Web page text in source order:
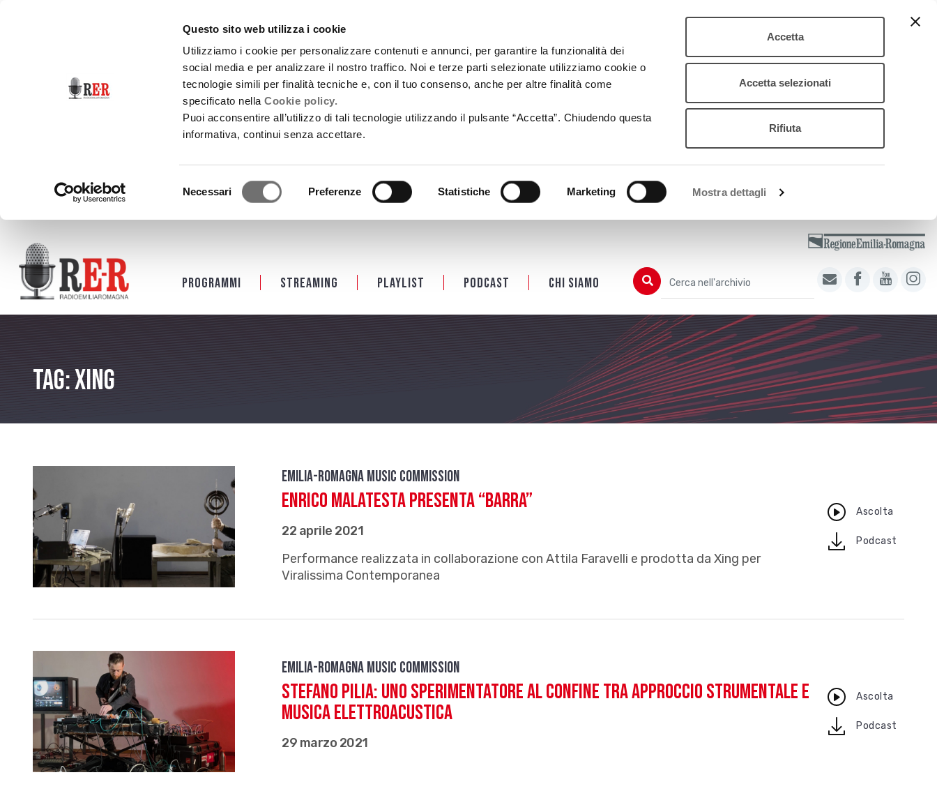
Questo sito web utilizza i cookie
Utilizziamo i cookie per personalizzare contenuti e annunci, per garantire la funzionalità dei
social media e per analizzare il nostro traffico. Noi e terze parti selezionate utilizziamo cookie o
tecnologie simili per finalità tecniche e, con il tuo consenso, anche per altre finalità come
specificato nellaCookie policy.
Puoi acconsentire all’utilizzo di tali tecnologie utilizzando il pulsante “Accetta”. Chiudendo questa
informativa, continui senza accettare.
Necessari Preferenze Statistiche Marketing Mostra dettagli
Accetta
Accetta selezionati
Rifiuta
Programmi Streaming Playlist PODCAST Chi siamo Cerca
Cerca nell'archivio
Tag: Xing
Emilia-Romagna Music Commission
Enrico Malatesta presenta “Barra”
22 aprile 2021
Performance realizzata in collaborazione con Attila Faravelli e prodotta da Xing per
Viralissima Contemporanea
Ascolta
downloadPodcast
Emilia-Romagna Music Commission
Stefano Pilia: uno sperimentatore al confine tra approccio strumentale e
musica elettroacustica
29 marzo 2021
Ascolta
downloadPodcast